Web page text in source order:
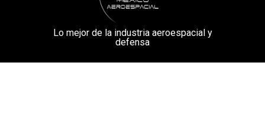
Lo mejor de la industria aeroespacial y
defensa